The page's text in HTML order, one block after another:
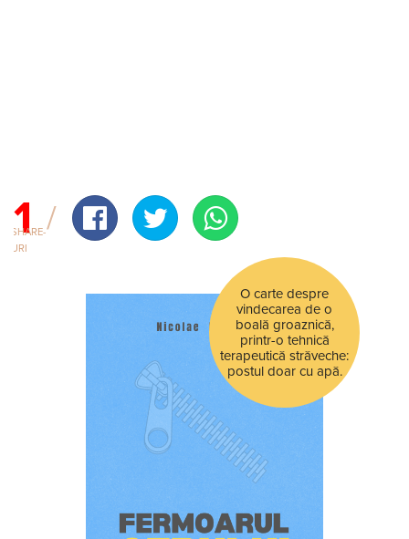
1
SHARE-
URI
O carte despre
vindecarea de o
boală groaznică,
printr-o tehnică
terapeutică străveche:
postul doar cu apă.